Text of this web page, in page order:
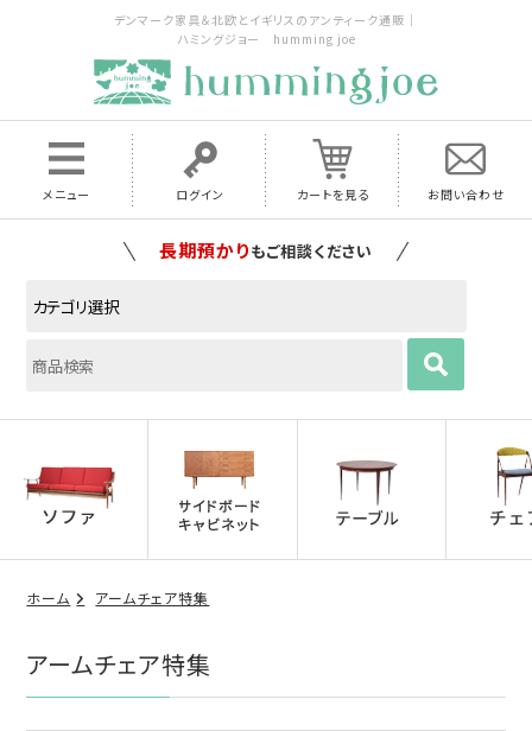
デンマーク家具＆北欧とイギリスのアンティーク通販｜
ハミングジョー humming joe
メニュー ログイン カートを見る お問い合わせ
家具の配送料は全国当店で負担いたします
ホーム アームチェア特集
アームチェア特集